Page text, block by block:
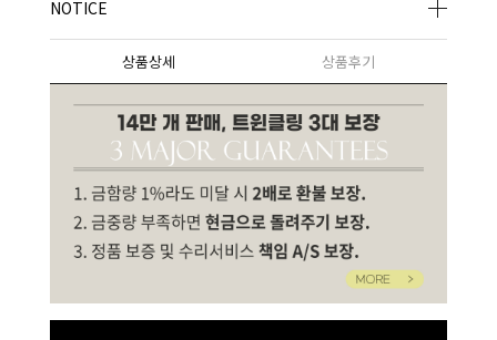
NOTICE
상품상세 상품후기